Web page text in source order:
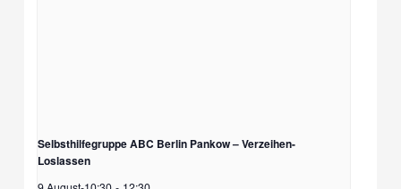
Selbsthilfegruppe ABC Berlin Pankow – Verzeihen-
Loslassen